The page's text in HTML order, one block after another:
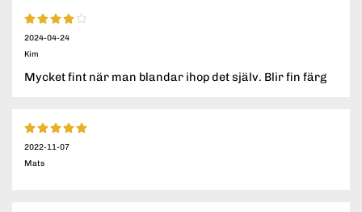
2024-04-24
Kim
Mycket fint när man blandar ihop det själv. Blir fin färg
2022-11-07
Mats